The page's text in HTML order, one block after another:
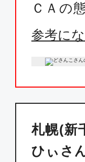
ＣＡの
参考に
札幌(新
ひぃさ